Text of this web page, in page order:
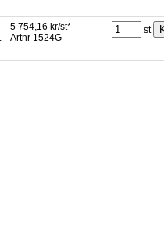
5 754,16 kr/st*
Artnr 1524G
st